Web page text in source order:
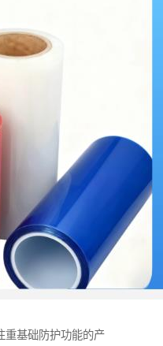
重基础防护功能的产